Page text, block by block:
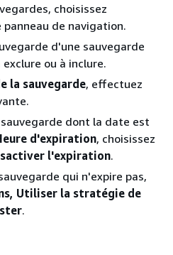
choisissez
panneau de navigation.
d'une sauvegarde
ou à inclure.
la sauvegarde, effectuez
sauvegarde dont la date est
d'expiration, choisissez
l'expiration.
qui n'expire pas,
Utiliser la stratégie de
.